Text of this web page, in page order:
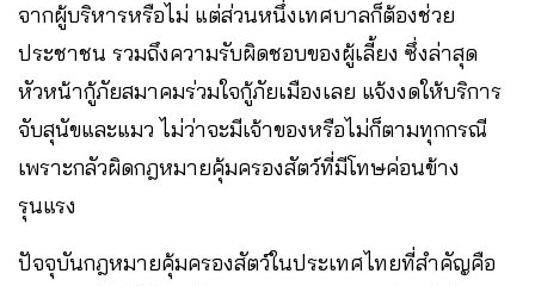
จากผู้บริหารหรือไม่ แต่ส่วนหนึ่งเทศบาลก็ต้องช่วย
ประชาชน รวมถึงความรับผิดชอบของผู้เลี้ยง ซึ่งล่าสุด
หัวหน้ากู้ภัยสมาคมร่วมใจกู้ภัยเมืองเลย แจ้งงดให้บริการ
จับสุนัขและแมว ไม่ว่าจะมีเจ้าของหรือไม่ก็ตามทุกกรณี
เพราะกลัวผิดกฎหมายคุ้มครองสัตว์ที่มีโทษค่อนข้าง
รุนแรง
ปัจจุบันกฎหมายคุ้มครองสัตว์ในประเทศไทยที่สำคัญคือ